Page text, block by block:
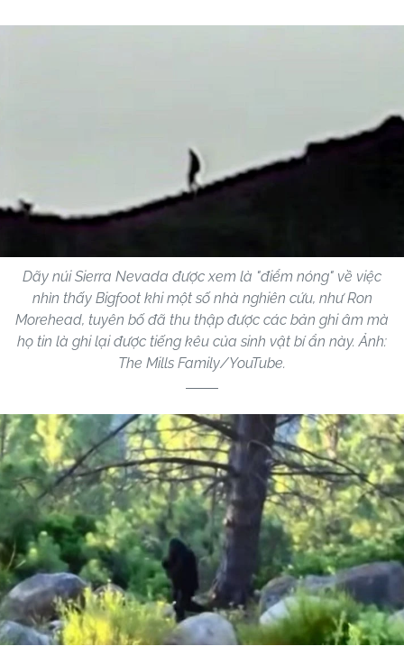
Dãy núi Sierra Nevada được xem là "điểm nóng" về việc
nhìn thấy Bigfoot khi một số nhà nghiên cứu, như Ron
Morehead, tuyên bố đã thu thập được các bản ghi âm mà
họ tin là ghi lại được tiếng kêu của sinh vật bí ẩn này. Ảnh:
The Mills Family/YouTube.